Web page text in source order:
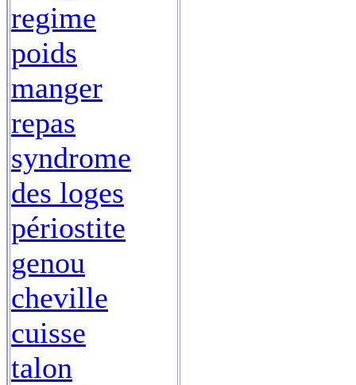
regime
poids
manger
repas
syndrome
des loges
périostite
genou
cheville
cuisse
talon